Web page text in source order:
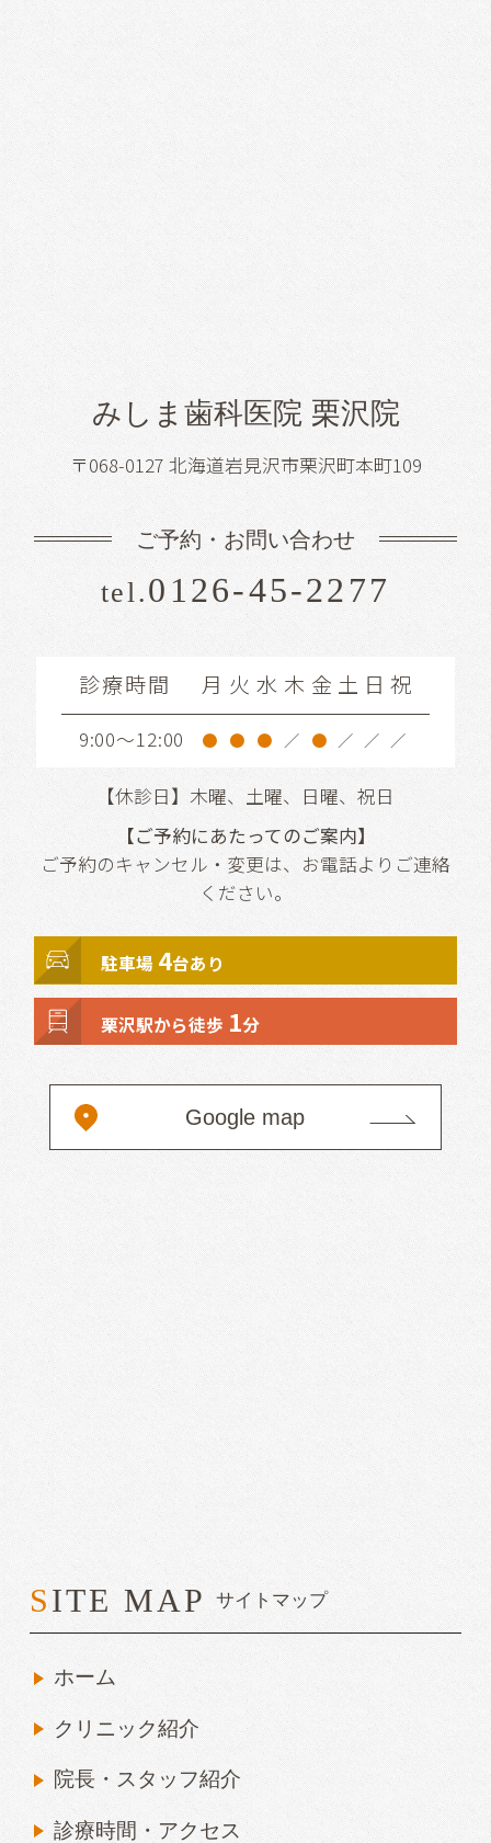
みしま歯科医院 栗沢院
〒068-0127 北海道岩見沢市栗沢町本町109
ご予約・お問い合わせ
tel.0126-45-2277
診療時間 月 火 水 木 金 土 日 祝
9:00～12:00 ● ● ● ／ ● ／ ／ ／
【休診日】木曜、土曜、日曜、祝日
【ご予約にあたってのご案内】
ご予約のキャンセル・変更は、お電話よりご連絡
ください。
駐車場 4台あり
栗沢駅から徒歩 1分
Google map
SITE MAP サイトマップ
ホーム
クリニック紹介
院長・スタッフ紹介
診療時間・アクセス